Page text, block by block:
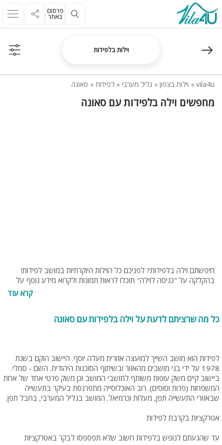
פרסום
באתר
וילות בלפידות
vila4u
» וילות בצפון » גליל מערבי » לפידות » סאונה
מחפשים וילה בלפידות עם סאונה
חיפשתם וילה בלפידות? לפניכם כל הוילות היוקרתיות במושב לפידות!
בהקלקה על "כניסה לוילה" תוכלו לראות תמונות ולקרוא מידע נוסף על
קרא עוד
כל מה שרציתם לדעת על וילה בלפידות עם סאונה
לפידות הוא מושב השייך למועצה אזורית מעלה יוסף. היישוב הוקם בשנת
1978 על ידי בני מושבים מהאזור ובשיתוף הסוכנות היהודית. השם - סמלי.
ביישוב קיים משק עופות משותף לתושבי המושב וכן משק פרטי אחד של אחת
המשפחות (פרות וסוסים). רוב האוכלוסייה מתפרנסת בעיקר בתעשייה
שבאזורי התעשייה תפן, מעלות וכרמיאל. המושב בגליל המערבי, בחבל תפן.
אטרקציות בקרבת לפידות
עד שהגעתם לנופש בלפידות חשוב שלא תפספסו לבקר באטרקציות